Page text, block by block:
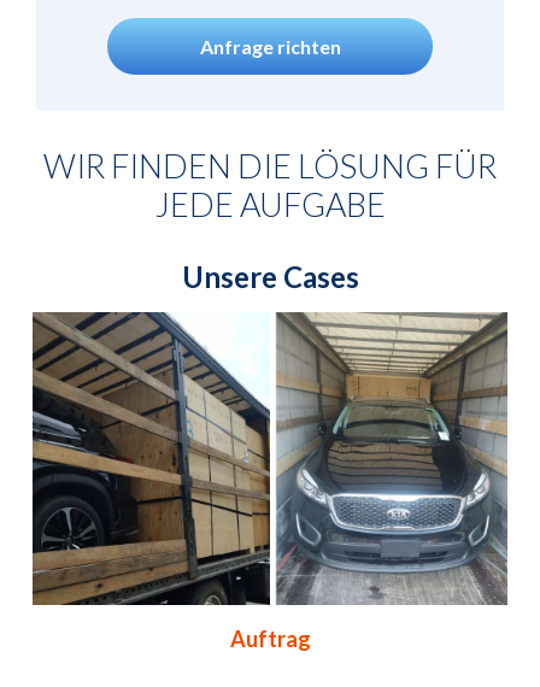
Anfrage richten
WIR FINDEN DIE LÖSUNG FÜR
JEDE AUFGABE
Unsere Cases
Auftrag